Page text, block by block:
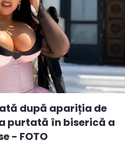
după apariția de
purtată în biserică a
- FOTO